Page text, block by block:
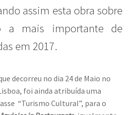
assim esta obra sobre
a mais importante de
em 2017.
decorreu no dia 24 de Maio no
foi ainda atribuída uma
“Turismo Cultural”, para o